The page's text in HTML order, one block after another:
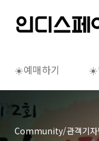
☀️예매하기 ☀️
Community/관객기자